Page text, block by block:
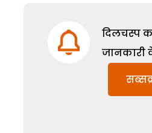
दिलचस्प
जानकारी